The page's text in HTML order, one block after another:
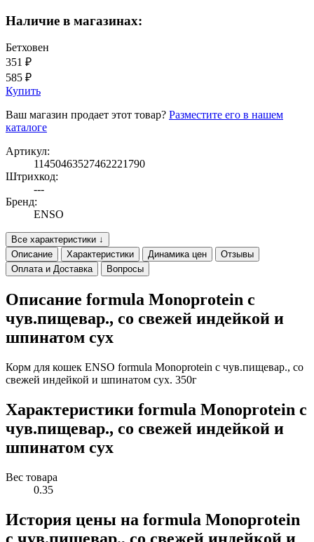
Наличие в магазинах:
Бетховен
351 ₽
585 ₽
Купить
Ваш магазин продает этот товар? Разместите его в нашем
каталоге
Артикул:
11450463527462221790
Штрихкод:
---
Бренд:
ENSO
Все характеристики ↓
Описание
Характеристики Динамика цен
Отзывы
Оплата и Доставка
Вопросы
Описание formula Monoprotein с
чув.пищевар., со свежей индейкой и
шпинатом сух
Корм для кошек ENSO formula Monoprotein с чув.пищевар., со
свежей индейкой и шпинатом сух. 350г
Характеристики formula Monoprotein с
чув.пищевар., со свежей индейкой и
шпинатом сух
Вес товара
0.35
История цены на formula Monoprotein